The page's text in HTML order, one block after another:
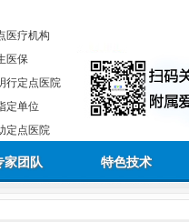
医疗机构
医保
行定点医院
定单位
定点医院
家团队 特色技术